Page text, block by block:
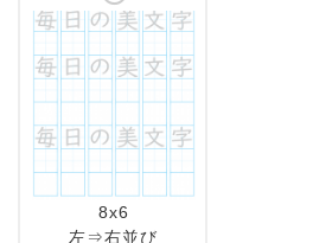
8x6
左⇒右並び